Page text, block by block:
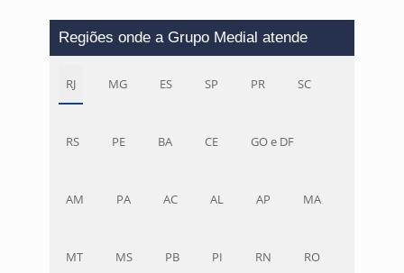
Regiões onde a Grupo Medial atende
RJ MG ES SP PR SC
RS PE BA CE GO e DF
AM PA AC AL AP MA
MT MS PB PI RN RO